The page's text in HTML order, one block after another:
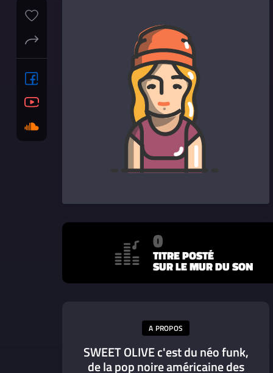
0
TITRE POSTÉ
SUR LE MUR DU SON
A PROPOS
SWEET OLIVE c'est du néo funk,
de la pop noire américaine des